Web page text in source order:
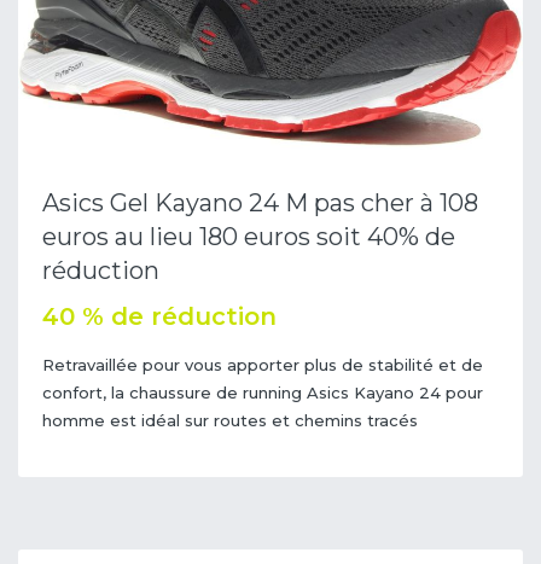
Asics Gel Kayano 24 M pas cher à 108
euros au lieu 180 euros soit 40% de
réduction
40 % de réduction
Retravaillée pour vous apporter plus de stabilité et de
confort, la chaussure de running Asics Kayano 24 pour
homme est idéal sur routes et chemins tracés